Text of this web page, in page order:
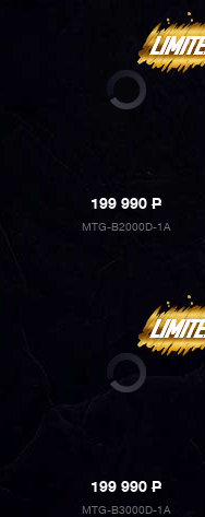
199 990P
MTG-B2000D-1A
199 990P
MTG-B3000D-1A